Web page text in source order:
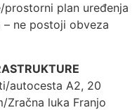
plan uređenja
ne postoji obveza
autocesta A2, 20
Zračna luka Franjo